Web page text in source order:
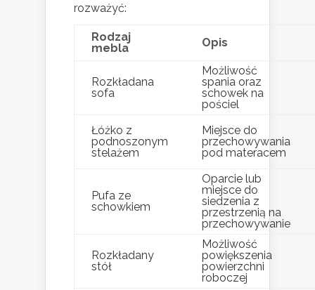
rozważyć:
Rodzaj
mebla
Opis
Rozkładana
sofa
Możliwość
spania oraz
schowek na
pościel
Łóżko z
podnoszonym
stelażem
Miejsce do
przechowywania
pod materacem
Pufa ze
schowkiem
Oparcie lub
miejsce do
siedzenia z
przestrzenią na
przechowywanie
Rozkładany
stół
Możliwość
powiększenia
powierzchni
roboczej